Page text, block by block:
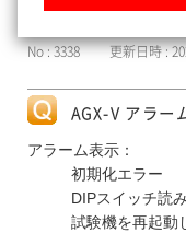
No : 3338 更新日時 :
AGX-V アラー
アラーム表示：
初期化エラー
DIPスイッチ読
試験機を再起動
of our sharing
Information] to